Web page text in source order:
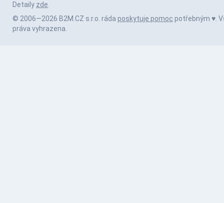
Detaily zde.
© 2006—2026 B2M.CZ s.r.o. ráda poskytuje pomoc potřebným ♥️.
práva vyhrazena.